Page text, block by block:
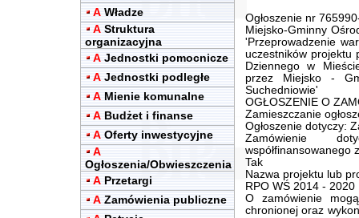
A Władze
A Struktura
organizacyjna
A Jednostki pomocnicze
A Jednostki podległe
A Mienie komunalne
A Budżet i finanse
A Oferty inwestycyjne
A
Ogłoszenia/Obwieszczenia
A Przetargi
A Zamówienia publiczne
Ogłoszenie nr
Miejsko-Gminny
'Przeprowadzenie
uczestników projektu
Dziennego w
przez Miejsko -
Suchedniowie'
OGŁOSZENIE O
Zamieszczanie
Ogłoszenie dotyczy:
Zamówienie
współfinansowanego
Tak
Nazwa projektu lub
RPO WŚ 2014 - 2020
O zamówienie
chronionej oraz